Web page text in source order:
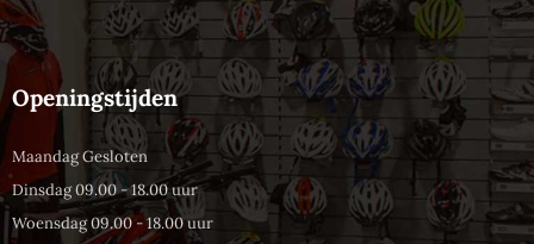
Openingstijden
Maandag Gesloten
Dinsdag 09.00 - 18.00 uur
Woensdag 09.00 - 18.00 uur